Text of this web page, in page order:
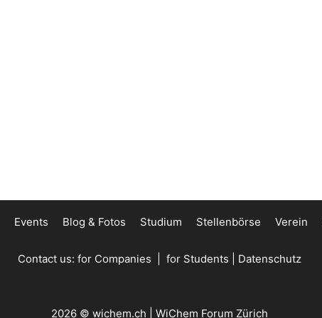
Events Blog & Fotos Studium Stellenbörse Verein
Contact us: for Companies for Students Datenschutz
2026 © wichem.ch | WiChem Forum Zürich